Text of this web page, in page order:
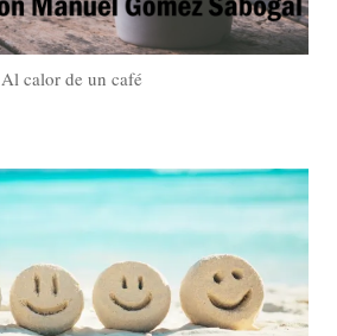
Al calor de un café